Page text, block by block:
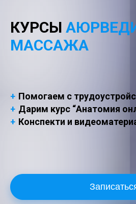
КУРСЫ
МАССАЖА
+ Помогаем с
+ Дарим курс “Анатомия
+ Конспекти и